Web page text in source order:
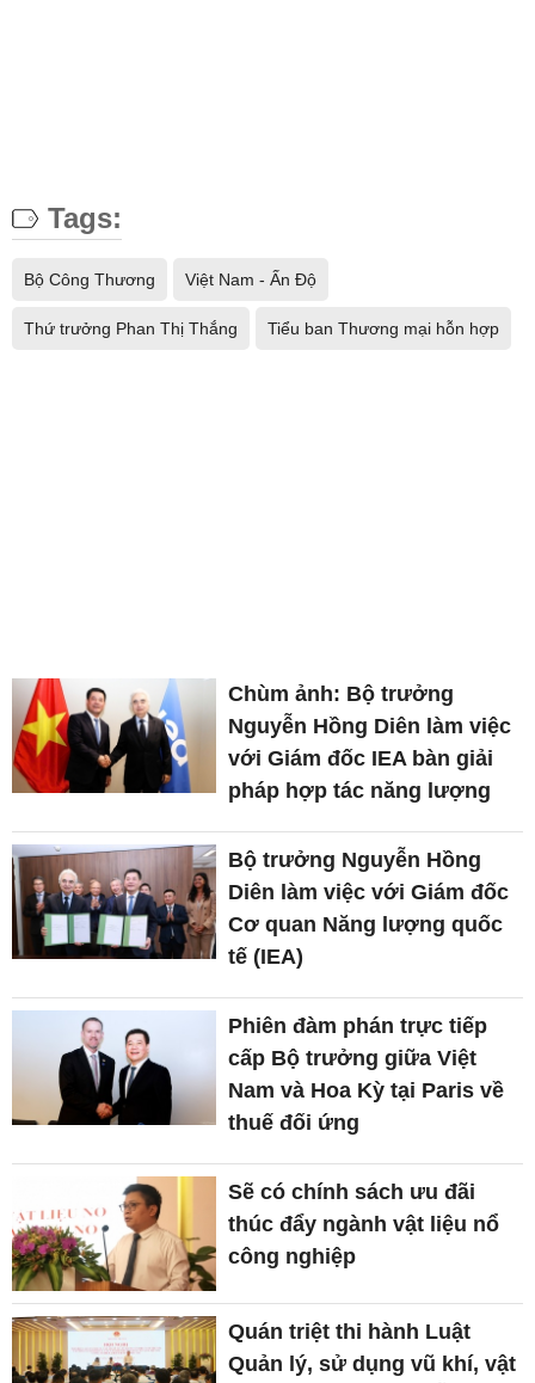
Tags:
Bộ Công Thương Việt Nam - Ấn Độ
Thứ trưởng Phan Thị Thắng Tiểu ban Thương mại hỗn hợp
Chùm ảnh: Bộ trưởng
Nguyễn Hồng Diên làm việc
với Giám đốc IEA bàn giải
pháp hợp tác năng lượng
Bộ trưởng Nguyễn Hồng
Diên làm việc với Giám đốc
Cơ quan Năng lượng quốc
tế (IEA)
Phiên đàm phán trực tiếp
cấp Bộ trưởng giữa Việt
Nam và Hoa Kỳ tại Paris về
thuế đối ứng
Sẽ có chính sách ưu đãi
thúc đẩy ngành vật liệu nổ
công nghiệp
Quán triệt thi hành Luật
Quản lý, sử dụng vũ khí, vật